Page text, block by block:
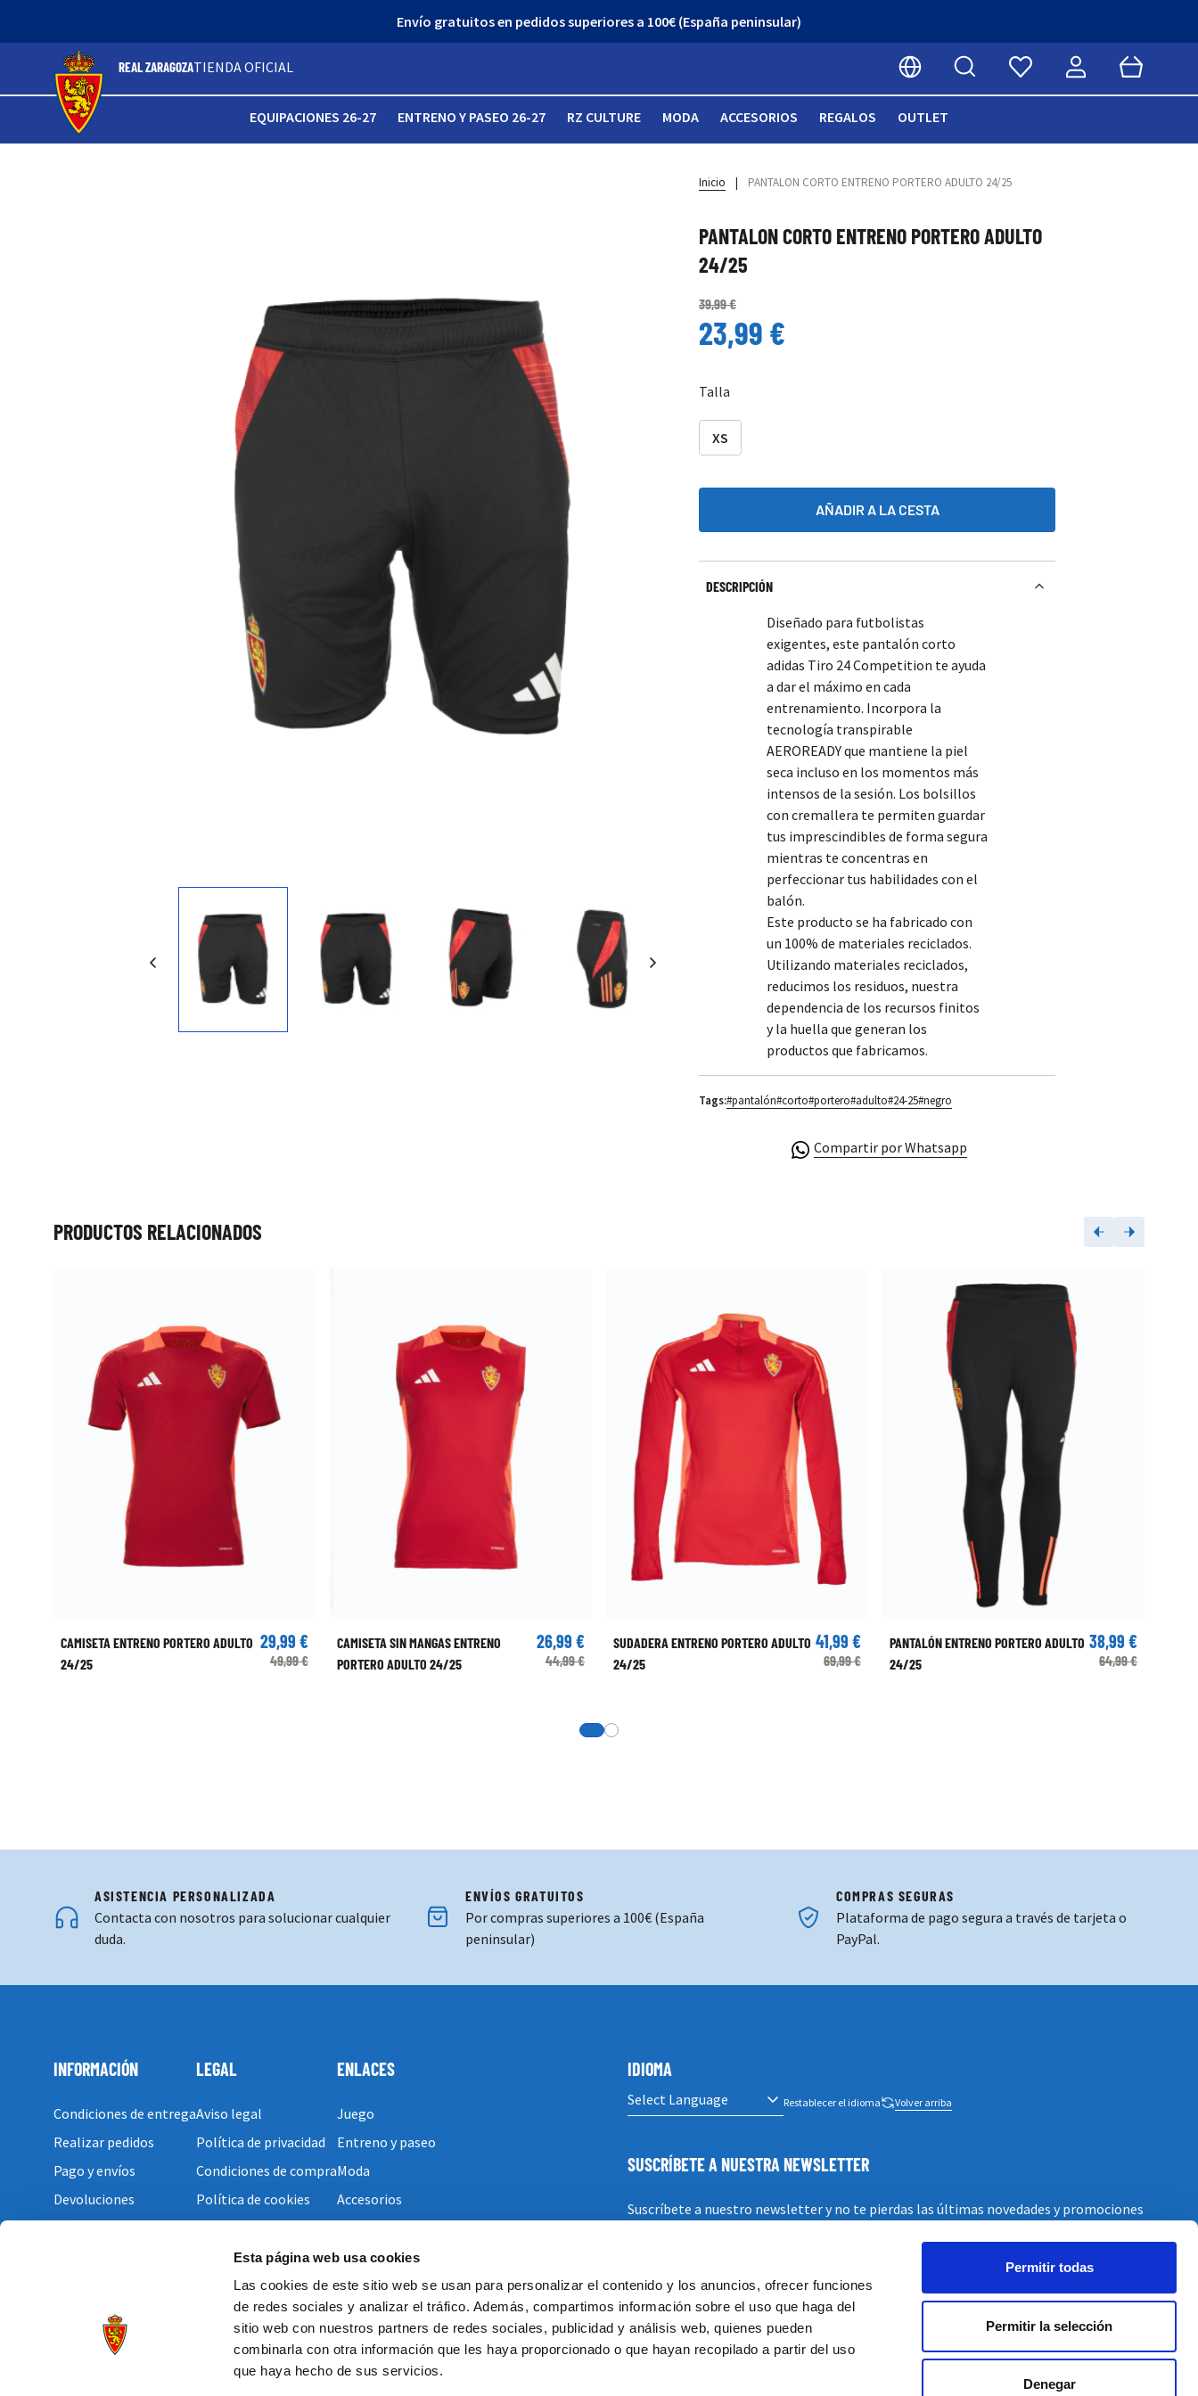
Esta página web usa cookies
Las cookies de este sitio web se usan para personalizar el contenido y los anuncios, ofrecer funciones
de redes sociales y analizar el tráfico. Además, compartimos información sobre el uso que haga del
sitio web con nuestros partners de redes sociales, publicidad y análisis web, quienes pueden
combinarla con otra información que les haya proporcionado o que hayan recopilado a partir del uso
que haya hecho de sus servicios.
Permitir todas
Permitir la selección
Denegar
Envío gratuitos en pedidos superiores a 100€ (España peninsular)
REAL ZARAGOZATIENDA OFICIAL
Buscar Cart
EQUIPACIONES 26-27 ENTRENO Y PASEO 26-27 RZ CULTURE MODA ACCESORIOS REGALOS OUTLET
Inicio | PANTALON CORTO ENTRENO PORTERO ADULTO 24/25
PANTALON CORTO ENTRENO PORTERO ADULTO
24/25
39,99 €
23,99 €
Talla
XS
AÑADIR A LA CESTA
DESCRIPCIÓN
Diseñado para futbolistas
exigentes, este pantalón corto
adidas Tiro 24 Competition te ayuda
a dar el máximo en cada
entrenamiento. Incorpora la
tecnología transpirable
AEROREADY que mantiene la piel
seca incluso en los momentos más
intensos de la sesión. Los bolsillos
con cremallera te permiten guardar
tus imprescindibles de forma segura
mientras te concentras en
perfeccionar tus habilidades con el
balón.
Este producto se ha fabricado con
un 100% de materiales reciclados.
Utilizando materiales reciclados,
reducimos los residuos, nuestra
dependencia de los recursos finitos
y la huella que generan los
productos que fabricamos.
Tags:#pantalón#corto#portero#adulto#24-25#negro
Compartir por Whatsapp
Press to skip carousel
PRODUCTOS RELACIONADOS
CAMISETA ENTRENO PORTERO ADULTO
24/25
29,99 €
49,99 €
CAMISETA SIN MANGAS ENTRENO
PORTERO ADULTO 24/25
26,99 €
44,99 €
SUDADERA ENTRENO PORTERO ADULTO
24/25
41,99 €
69,99 €
PANTALÓN ENTRENO PORTERO ADULTO
24/25
38,99 €
64,99 €
View more about CAMISETA ENTRENO PORTERO ADULTO 24/25
View more about PANTALÓN CORTO ENTRENO JUGADOR ADULTO 24/25
ASISTENCIA PERSONALIZADA
Contacta con nosotros para solucionar cualquier
duda.
ENVÍOS GRATUITOS
Por compras superiores a 100€ (España
peninsular)
COMPRAS SEGURAS
Plataforma de pago segura a través de tarjeta o
PayPal.
INFORMACIÓN
Condiciones de entrega
Realizar pedidos
Pago y envíos
Devoluciones
LEGAL
Aviso legal
Política de privacidad
Condiciones de compra
Política de cookies
ENLACES
Juego
Entreno y paseo
Moda
Accesorios
IDIOMA
Restablecer el idioma Volver arriba
SUSCRÍBETE A NUESTRA NEWSLETTER
Suscríbete a nuestro newsletter y no te pierdas las últimas novedades y promociones